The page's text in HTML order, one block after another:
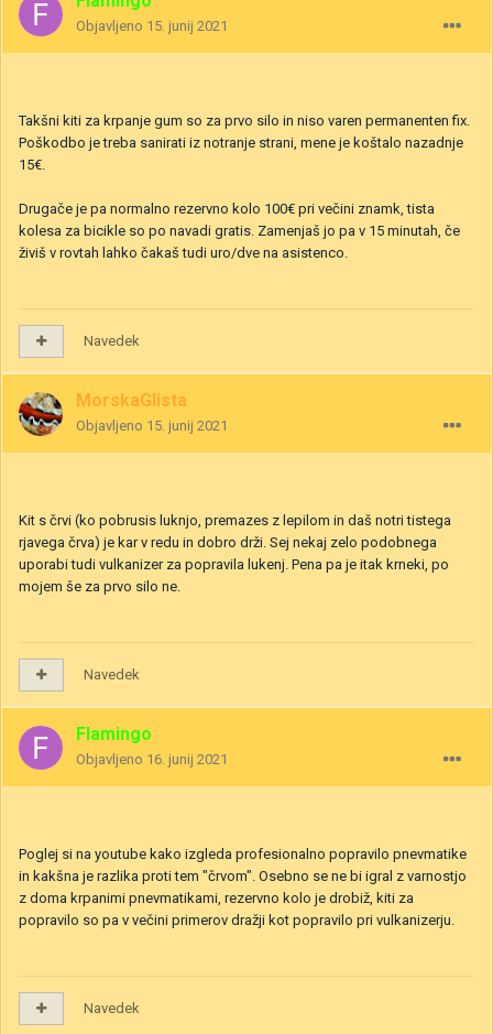
Objavljeno 15. junij 2021
Takšni kiti za krpanje gum so za prvo silo in niso varen permanenten fix.
Poškodbo je treba sanirati iz notranje strani, mene je koštalo nazadnje
15€.
Drugače je pa normalno rezervno kolo 100€ pri večini znamk, tista
kolesa za bicikle so po navadi gratis. Zamenjaš jo pa v 15 minutah, če
živiš v rovtah lahko čakaš tudi uro/dve na asistenco.
Navedek
MorskaGlista
Objavljeno 15. junij 2021
Kit s črvi (ko pobrusis luknjo, premazes z lepilom in daš notri tistega
rjavega črva) je kar v redu in dobro drži. Sej nekaj zelo podobnega
uporabi tudi vulkanizer za popravila lukenj. Pena pa je itak krneki, po
mojem še za prvo silo ne.
Navedek
Flamingo
Objavljeno 16. junij 2021
Poglej si na youtube kako izgleda profesionalno popravilo pnevmatike
in kakšna je razlika proti tem "črvom". Osebno se ne bi igral z varnostjo
z doma krpanimi pnevmatikami, rezervno kolo je drobiž, kiti za
popravilo so pa v večini primerov dražji kot popravilo pri vulkanizerju.
Navedek